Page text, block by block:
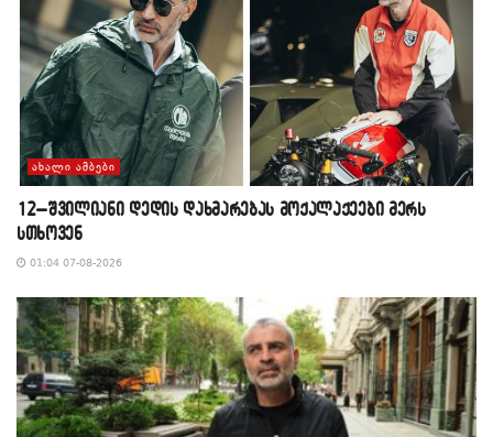
ᲐᲮᲐᲚᲘ ᲐᲛᲑᲔᲑᲘ
12–შვილიანი დედის დახმარებას მოქალაქეები მერს
სთხოვენ
01:04 07-08-2026